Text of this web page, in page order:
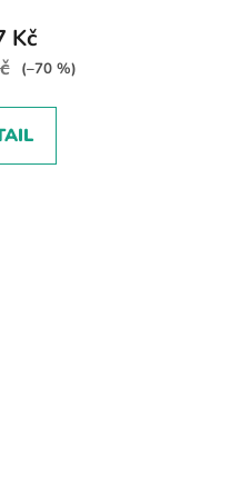
Kč
(–70 %)